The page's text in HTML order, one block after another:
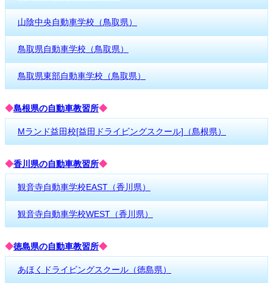
山陰中央自動車学校（鳥取県）
鳥取県自動車学校（鳥取県）
鳥取県東部自動車学校（鳥取県）
◆島根県の自動車教習所◆
Mランド益田校[益田ドライビングスクール]（島根県）
◆香川県の自動車教習所◆
観音寺自動車学校EAST（香川県）
観音寺自動車学校WEST（香川県）
◆徳島県の自動車教習所◆
あほくドライビングスクール（徳島県）